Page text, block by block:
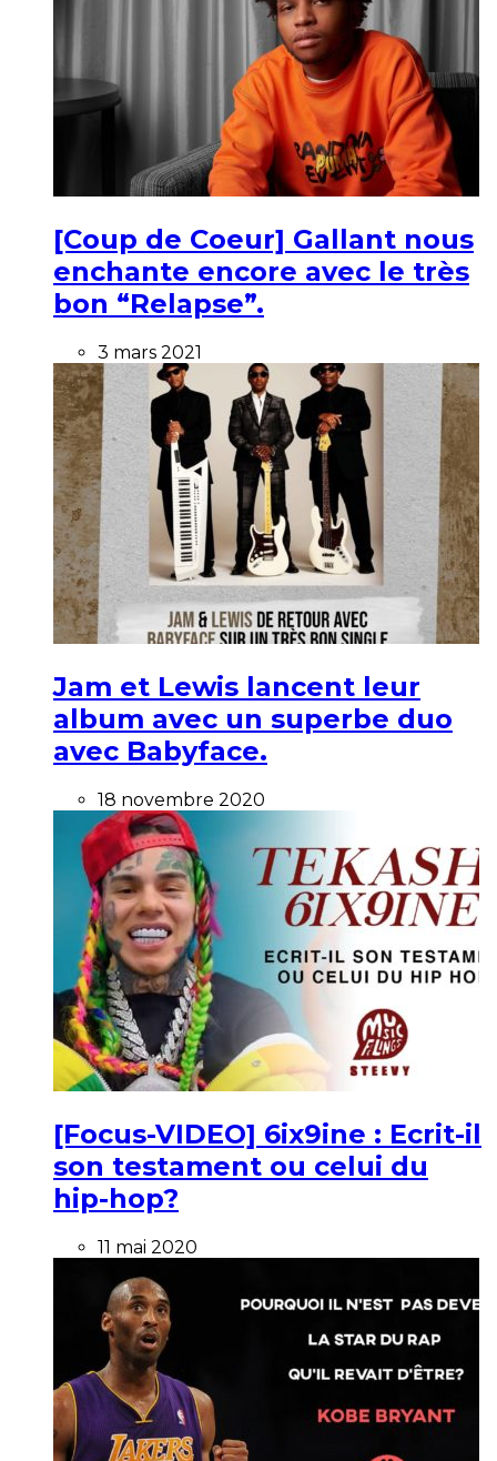
[Coup de Coeur] Gallant nous
enchante encore avec le très
bon “Relapse”.
3 mars 2021
Jam et Lewis lancent leur
album avec un superbe duo
avec Babyface.
18 novembre 2020
[Focus-VIDEO] 6ix9ine : Ecrit-il
son testament ou celui du
hip-hop?
11 mai 2020